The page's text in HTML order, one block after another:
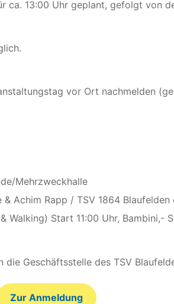
ca. 13:00 Uhr geplant, gefolgt von
vor Ort nachmelden
Mehrzweckhalle
Achim Rapp / TSV 1864 Blaufelden
Walking) Start 11:00 Uhr, Bambini,-
die Geschäftsstelle des TSV
Zur Anmeldung